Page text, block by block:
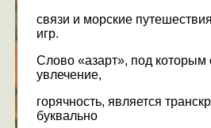
связи и морские
игр.
Слово «азарт», под
увлечение,
горячность, является
буквально